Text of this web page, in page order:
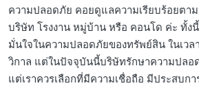
ความปลอดภัย คอยดูแลความเรียบร้อยตา
บริษัท โรงงาน หมู่บ้าน หรือ คอนโด ค่ะ ทั้งนี้
มั่นใจในความปลอดภัยของทรัพย์สิน ในเวล
วิกาล แต่ในปัจจุบันนี้บริษัทรักษาความปลอ
แต่เราควรเลือกที่มีความเชื่อถือ มีประสบก